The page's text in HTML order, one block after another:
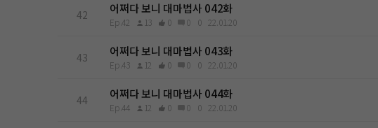
42 어쩌다 보니 대마법사 042화
Ep.42 13 0 0 0 22.01.20
43 어쩌다 보니 대마법사 043화
Ep.43 12 0 0 0 22.01.20
44 어쩌다 보니 대마법사 044화
Ep.44 12 0 0 0 22.01.20